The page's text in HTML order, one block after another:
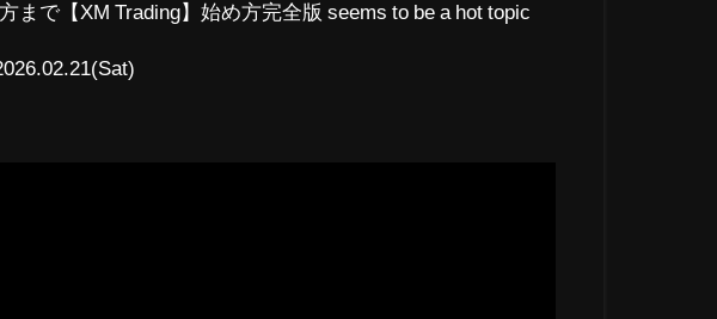
まで【XM Trading】始め方完全版 seems to be a hot topic